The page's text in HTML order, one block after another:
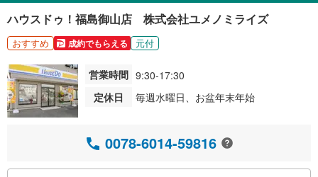
ハウスドゥ！福島御山店 株式会社ユメノミライズ
おすすめ 成約でもらえる 元付
営業時間 9:30-17:30
定休日
毎週水曜日、お盆年末年始
0078-6014-59816